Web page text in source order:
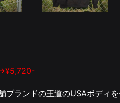
ブランドの王道のUSAボディを